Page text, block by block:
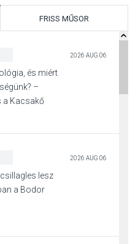
FRISS MŰSOR
2026 AUG 06
és miért
–
a Kacsakő
2026 AUG 06
lesz
a Bodor